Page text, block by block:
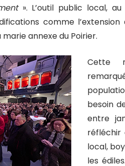
». L’outil public local,
comme
annexe du Poirier.
Cette
besoin
entre
réfléchir
local,
les